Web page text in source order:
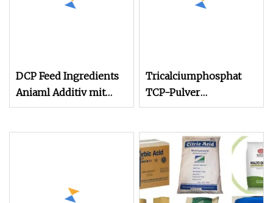
DCP Feed Ingredients
Aniaml Additiv mit
Famiqs
Tricalciumphosphat
TCP-Pulver
Lebensmittelzutat
Lebensmittelqualität
Chemisches
Antibackmittel